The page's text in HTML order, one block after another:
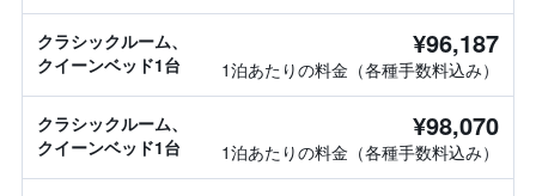
クラシックルーム、
クイーンベッド1台
¥96,187
1泊あたりの料金（各種手数料込み）
クラシックルーム、
クイーンベッド1台
¥98,070
1泊あたりの料金（各種手数料込み）